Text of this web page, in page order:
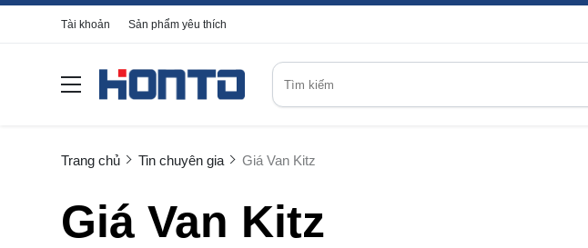
Tài khoản Sản phẩm yêu thích
Trang chủ Tin chuyên gia Giá Van Kitz
Giá Van Kitz